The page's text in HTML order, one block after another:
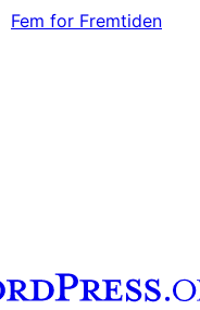
Fem for Fremtiden